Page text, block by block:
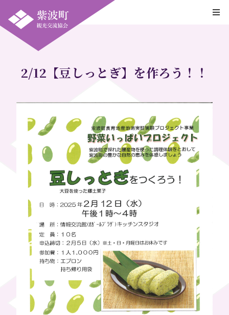
2/12【豆しっとぎ】を作ろう！！